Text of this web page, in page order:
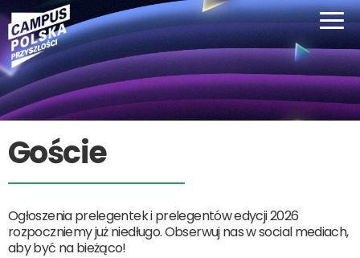
Goście
Ogłoszenia prelegentek i prelegentów edycji 2026
rozpoczniemy już niedługo. Obserwuj nas w social mediach,
aby być na bieżąco!